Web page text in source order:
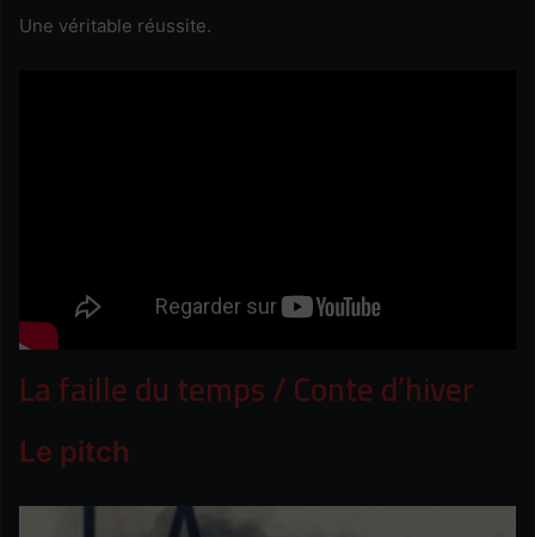
Une véritable réussite.
La faille du temps / Conte d’hiver
Le pitch